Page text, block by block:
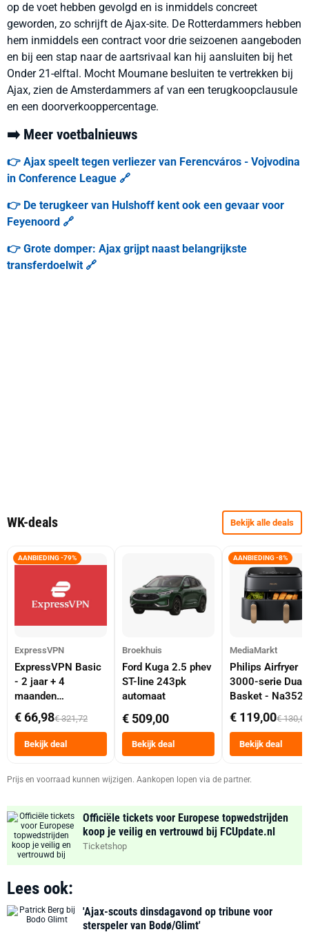
op de voet hebben gevolgd en is inmiddels concreet
geworden, zo schrijft de Ajax-site. De Rotterdammers hebben
hem inmiddels een contract voor drie seizoenen aangeboden
en bij een stap naar de aartsrivaal kan hij aansluiten bij het
Onder 21-elftal. Mocht Moumane besluiten te vertrekken bij
Ajax, zien de Amsterdammers af van een terugkoopclausule
en een doorverkooppercentage.
➡️ Meer voetbalnieuws
👉 Ajax speelt tegen verliezer van Ferencváros - Vojvodina
in Conference League 🔗
👉 De terugkeer van Hulshoff kent ook een gevaar voor
Feyenoord 🔗
👉 Grote domper: Ajax grijpt naast belangrijkste
transferdoelwit 🔗
WK-deals Bekijk alle deals
AANBIEDING -79%
ExpressVPN
ExpressVPN Basic
- 2 jaar + 4
maanden
abonnement
€ 66,98€ 321,72
Bekijk deal
Broekhuis
Ford Kuga 2.5 phev
ST-line 243pk
automaat
€ 509,00
Bekijk deal
AANBIEDING -8%
MediaMarkt
Philips Airfryer
3000-serie Dual
Basket -
Dubbele Mand 9
Tot 6 Personen
Heteluchtfriteuse
Zwart
€ 119,00€ 130,00
Bekijk deal
Prijs en voorraad kunnen wijzigen. Aankopen lopen via de partner.
Officiële tickets voor Europese topwedstrijden
koop je veilig en vertrouwd bij FCUpdate.nl
Ticketshop
Lees ook:
'Ajax-scouts dinsdagavond op tribune voor
sterspeler van Bodø/Glimt'